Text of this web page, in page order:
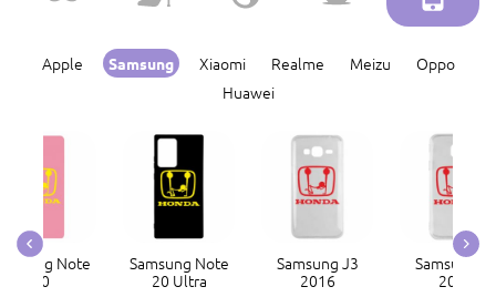
Apple Samsung Xiaomi Realme Meizu
Oppo
Huawei
Note
20
Samsung Note
20 Ultra
Samsung J3
2016
Samsung J3
2017